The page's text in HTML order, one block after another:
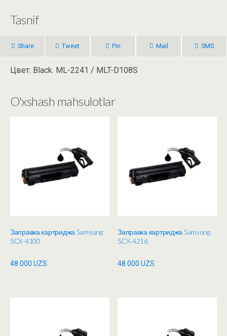
Tasnif
Share Tweet Pin Mail SMS
Цвет: Black. ML-2241 / MLT-D108S
O'xshash mahsulotlar
Заправка картриджа Samsung
SCX-4100
48 000 UZS
Заправка картриджа Samsung
SCX-4216
48 000UZS